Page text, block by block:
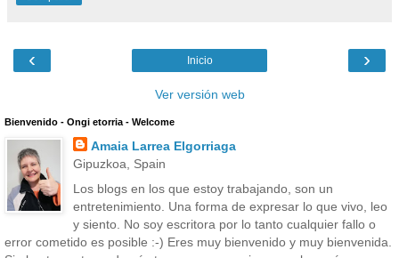
‹ ›
Inicio
Ver versión web
Bienvenido - Ongi etorria - Welcome
Amaia Larrea Elgorriaga
Gipuzkoa, Spain
Los blogs en los que estoy trabajando, son un
entretenimiento. Una forma de expresar lo que vivo, leo
y siento. No soy escritora por lo tanto cualquier fallo o
error cometido es posible :-) Eres muy bienvenido y muy bienvenida.